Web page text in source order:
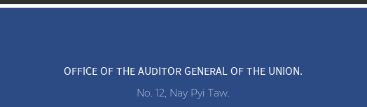
OFFICE OF THE AUDITOR GENERAL OF THE UNION.
No. 12, Nay Pyi Taw.